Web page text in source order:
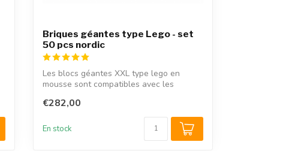
Briques géantes type Lego - set
50 pcs nordic
Les blocs géantes XXL type lego en
mousse sont compatibles avec les
€282,00
En stock